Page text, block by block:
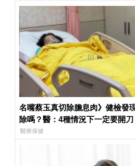
名嘴蔡玉真切除膽息肉》健檢發
除嗎？醫：4種情況下一定要開刀
醫療保健